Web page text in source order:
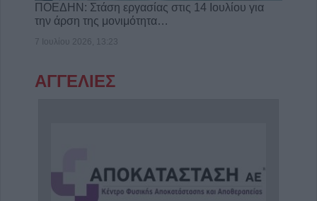
ΠΟΕΔΗΝ: Στάση εργασίας στις 14 Ιουλίου για
την άρση της μονιμότητα…
7 Ιουλίου 2026, 13:23
ΑΓΓΕΛΙΕΣ